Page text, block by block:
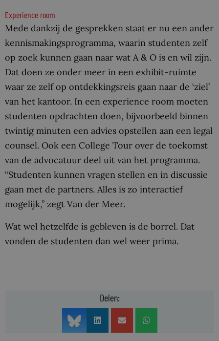
Experience room
Mede dankzij de gesprekken staat er nu een ander
kennismakingsprogramma, waarin studenten zelf
op zoek kunnen gaan naar wat A & O is en wil zijn.
Dat doen ze onder meer in een exhibit-ruimte
waar ze zelf op ontdekkingsreis gaan naar de ‘ziel’
van het kantoor. In een experience room moeten
studenten opdrachten doen, bijvoorbeeld binnen
twintig minuten een advies opstellen aan een legal
counsel. Ook een College Tour over de toekomst
van de advocatuur deel uit van het programma.
“Studenten kunnen vragen stellen en in discussie
gaan met de partners. Alles is zo interactief
mogelijk,” zegt Van der Meer.
Wat wel hetzelfde is gebleven is de borrel. Dat
vonden de studenten dan wel weer prima.
Delen: